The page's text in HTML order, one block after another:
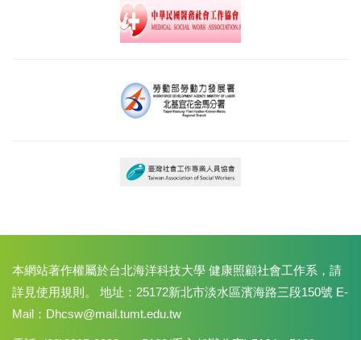
本網站著作權屬於台北海洋科技大學 健康照顧社會工作系，請
詳見使用規則。 地址：25172新北市淡水區濱海路三段150號 E-
Mail：Dhcsw@mail.tumt.edu.tw